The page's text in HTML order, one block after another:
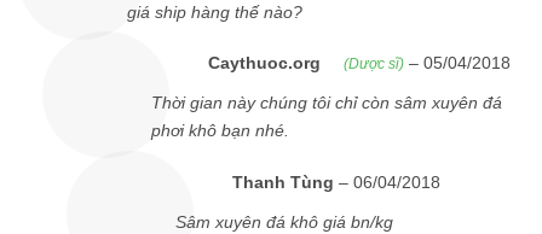
giá ship hàng thế nào?
Caythuoc.org (Dược sĩ) – 05/04/2018
Thời gian này chúng tôi chỉ còn sâm xuyên đá
phơi khô bạn nhé.
Thanh Tùng – 06/04/2018
Sâm xuyên đá khô giá bn/kg